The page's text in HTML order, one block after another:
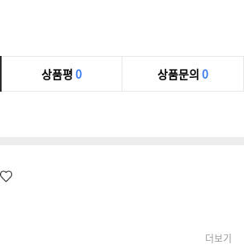
상품평 0 상품문의 0
더보기